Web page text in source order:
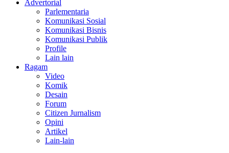
Advertorial
Parlementaria
Komunikasi Sosial
Komunikasi Bisnis
Komunikasi Publik
Profile
Lain lain
Ragam
Video
Komik
Desain
Forum
Citizen Jurnalism
Opini
Artikel
Lain-lain